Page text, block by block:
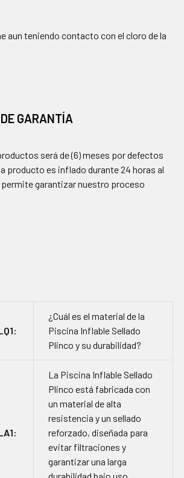
aun teniendo contacto con el cloro de la
GARANTÍA
será de (6) meses por defectos
producto es inflado durante 24 horas al
permite garantizar nuestro proceso
¿Cuál es el material de la
Piscina Inflable Sellado
Plinco y su durabilidad?
La Piscina Inflable Sellado
Plinco está fabricada con
un material de alta
resistencia y un sellado
reforzado, diseñada para
evitar filtraciones y
garantizar una larga